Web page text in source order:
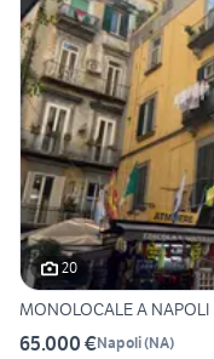
20
MONOLOCALE A NAPOLI
65.000 €Napoli(NA)